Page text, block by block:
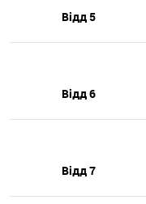
Відд 5
Відд 6
Відд 7